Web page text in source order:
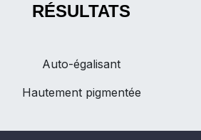
RÉSULTATS
Auto-égalisant
Hautement pigmentée